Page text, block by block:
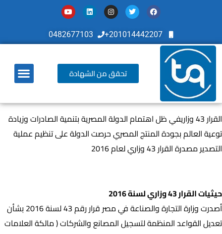
201014442207+
0482677103
تحقق من الشهادة
القرار 43 وزاريفي ظل اهتمام الدولة المصرية بتنمية الصادرات وزيادة
توعية العالم بجودة المنتج المصري حرصت الدولة على تنظيم عملية
التصدير مصدرة القرار 43 وزاري لعام 2016
حيثيات القرار 43 وزاري لسنة 2016
أصدرت وزارة التجارة والصناعة في مصر قرار رقم 43 لسنة 2016 بشأن
تعديل القواعد المنظمة لتسجيل المصانع والشركات ( مالكة العلامات